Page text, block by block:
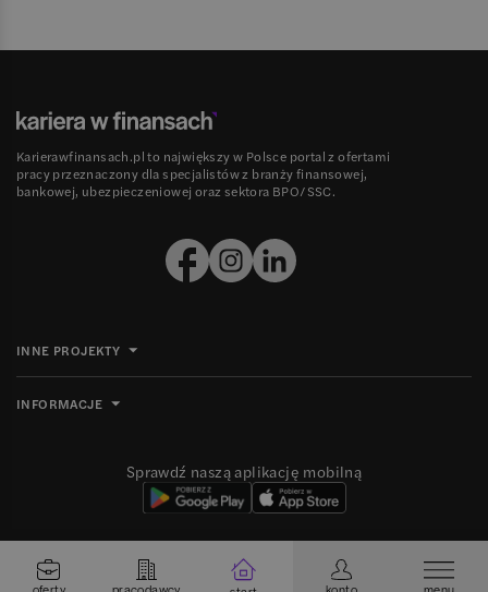
Karierawfinansach.pl to największy w Polsce portal z ofertami
pracy przeznaczony dla specjalistów z branży finansowej,
bankowej, ubezpieczeniowej oraz sektora BPO/SSC.
INNE PROJEKTY
INFORMACJE
Sprawdź naszą aplikację mobilną
Ⓒ 2008- 2026Grupa MBE sp. z o.o. Wszelkie prawa zastrzeżone.